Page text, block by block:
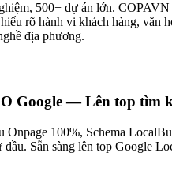
500+ dự án lớn.
rõ hành vi khách hàng, văn
địa phương.
Google — Lên top tìm
Onpage 100%, Schema
đầu. Sẵn sàng lên top Google